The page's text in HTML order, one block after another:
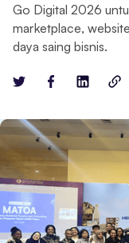
Go Digital 2026
marketplace,
daya saing bisnis.